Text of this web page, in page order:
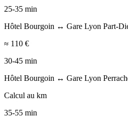
25-35 min
Hôtel Bourgoin ↔ Gare Lyon Part-
≈ 110 €
30-45 min
Hôtel Bourgoin ↔ Gare Lyon
Calcul au km
35-55 min